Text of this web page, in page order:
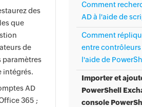
des
que
de
paramètres
intégrés.
AD
365 ;
Comment
AD à l'aide de
Comment
entre contrôleurs
l'aide de
Importer et
PowerShell
console